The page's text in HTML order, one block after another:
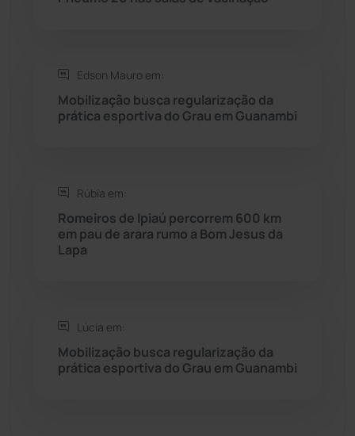
Rio do Pires
Seabra
Sudoeste Baiano (1530)
Tecnologia
Edson Mauro em:
Mobilização busca regularização da
prática esportiva do Grau em Guanambi
Rúbia em:
Romeiros de Ipiaú percorrem 600 km
em pau de arara rumo a Bom Jesus da
Lapa
Lúcia em:
Mobilização busca regularização da
prática esportiva do Grau em Guanambi